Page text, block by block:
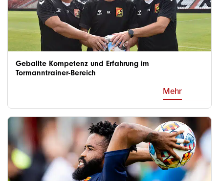
Geballte Kompetenz und Erfahrung im
Tormanntrainer-Bereich
Mehr